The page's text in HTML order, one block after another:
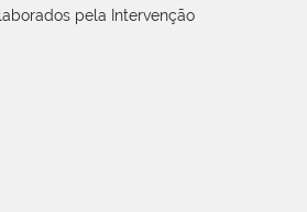
pela Intervenção